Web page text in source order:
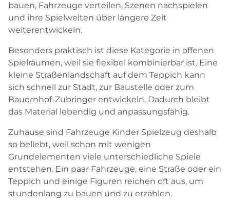
bauen, Fahrzeuge verteilen, Szenen nachspielen
und ihre Spielwelten über längere Zeit
weiterentwickeln.
Besonders praktisch ist diese Kategorie in offenen
Spielräumen, weil sie flexibel kombinierbar ist. Eine
kleine Straßenlandschaft auf dem Teppich kann
sich schnell zur Stadt, zur Baustelle oder zum
Bauernhof-Zubringer entwickeln. Dadurch bleibt
das Material lebendig und anpassungsfähig.
Zuhause sind Fahrzeuge Kinder Spielzeug deshalb
so beliebt, weil schon mit wenigen
Grundelementen viele unterschiedliche Spiele
entstehen. Ein paar Fahrzeuge, eine Straße oder ein
Teppich und einige Figuren reichen oft aus, um
stundenlang zu bauen und zu erzählen.